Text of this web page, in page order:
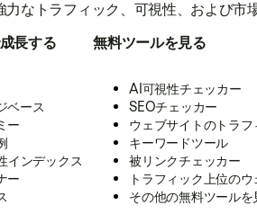
力なトラフィック、可視性、および
長する
ベース
ー
インデックス
ー
無料ツールを見る
AI可視性チェッカー
SEOチェッカー
ウェブサイトのトラ
キーワードツール
被リンクチェッカー
トラフィック上位の
その他の無料ツールを